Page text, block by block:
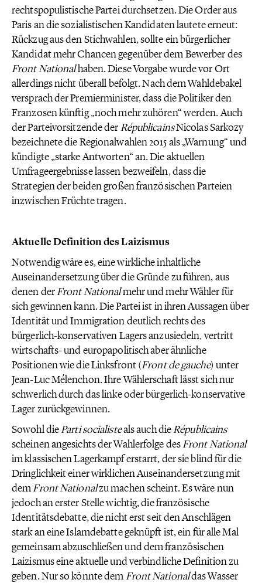
rechtspopulistische Partei durchsetzen. Die Order aus
Paris an die sozialistischen Kandidaten lautete erneut:
Rückzug aus den Stichwahlen, sollte ein bürgerlicher
Kandidat mehr Chancen gegenüber dem Bewerber des
Front Nationalhaben. Diese Vorgabe wurde vor Ort
allerdings nicht überall befolgt. Nach dem Wahldebakel
versprach der Premierminister, dass die Politiker den
Franzosen künftig „noch mehr zuhören“ werden. Auch
der Parteivorsitzende derRépublicainsNicolas Sarkozy
bezeichnete die Regionalwahlen 2015 als „Warnung“ und
kündigte „starke Antworten“ an. Die aktuellen
Umfrageergebnisse lassen bezweifeln, dass die
Strategien der beiden großen französischen Parteien
inzwischen Früchte tragen.
Aktuelle Definition des Laizismus
Notwendig wäre es, eine wirkliche inhaltliche
Auseinandersetzung über die Gründe zu führen, aus
denen derFront Nationalmehr und mehr Wähler für
sich gewinnen kann. Die Partei ist in ihren Aussagen über
Identität und Immigration deutlich rechts des
bürgerlich-konservativen Lagers anzusiedeln, vertritt
wirtschafts- und europapolitisch aber ähnliche
Positionen wie die Linksfront (Front de gauche) unter
Jean-Luc Mélenchon. Ihre Wählerschaft lässt sich nur
schwerlich durch das linke oder bürgerlich-konservative
Lager zurückgewinnen.
Sowohl diePartisocialisteals auch dieRépublicains
scheinen angesichts der Wahlerfolge desFront National
im klassischen Lagerkampf erstarrt, der sie blind für die
Dringlichkeit einer wirklichen Auseinandersetzung mit
demFront Nationalzu machen scheint. Es wäre nun
jedoch an erster Stelle wichtig, die französische
Identitätsdebatte, die nicht erst seit den Anschlägen
stark an eine Islamdebatte geknüpft ist, ein für alle Mal
gemeinsam abzuschließen und dem französischen
Laizismus eine aktuelle und verbindliche Definition zu
geben. Nur so könnte demFront Nationaldas Wasser